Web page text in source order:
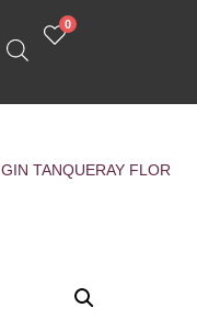
0
GIN TANQUERAY FLOR